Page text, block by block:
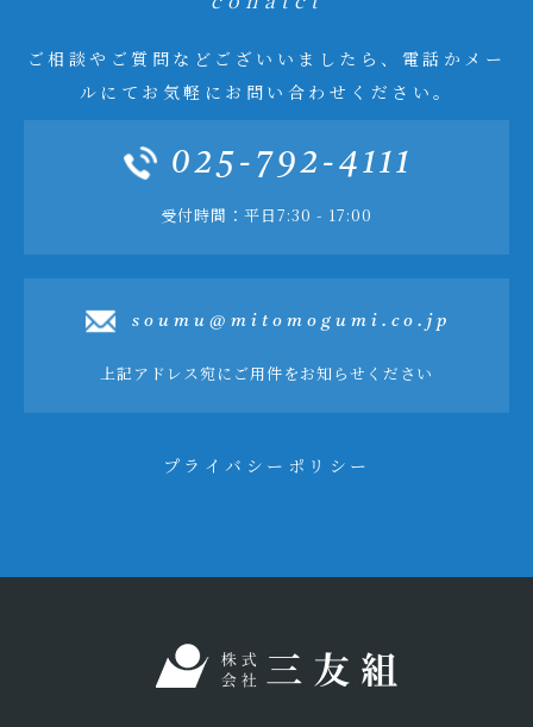
ご相談やご質問などございいましたら、電話かメー
ルにてお気軽にお問い合わせください。
025-792-4111
受付時間：平日7:30 - 17:00
soumu@mitomogumi.co.jp
上記アドレス宛にご用件をお知らせください
プライバシーポリシー